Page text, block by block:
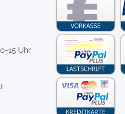
15 Uhr